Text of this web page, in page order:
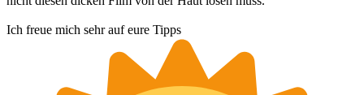
Ich freue mich sehr auf eure Tipps